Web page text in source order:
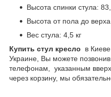
Высота спинки стула:
Высота от пола до
Вес стула: 4,5 кг
Купить стул кресло в
Украине, Вы можете
телефонам, указанным
через корзину, мы